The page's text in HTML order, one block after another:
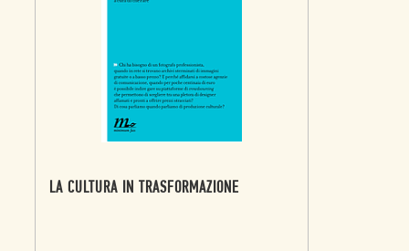
LA CULTURA IN TRASFORMAZIONE